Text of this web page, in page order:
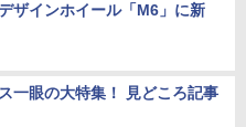
ザインホイール「M6」に新
一眼の大特集！ 見どころ記事